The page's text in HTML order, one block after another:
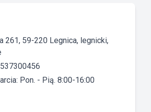
261, 59-220 Legnica, legnicki,
Pon. - Pią. 8:00-16:00